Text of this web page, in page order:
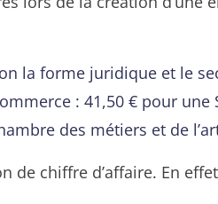
la forme juridique et le
: 41,50 € pour une
des métiers et de
chiffre d’affaire. En